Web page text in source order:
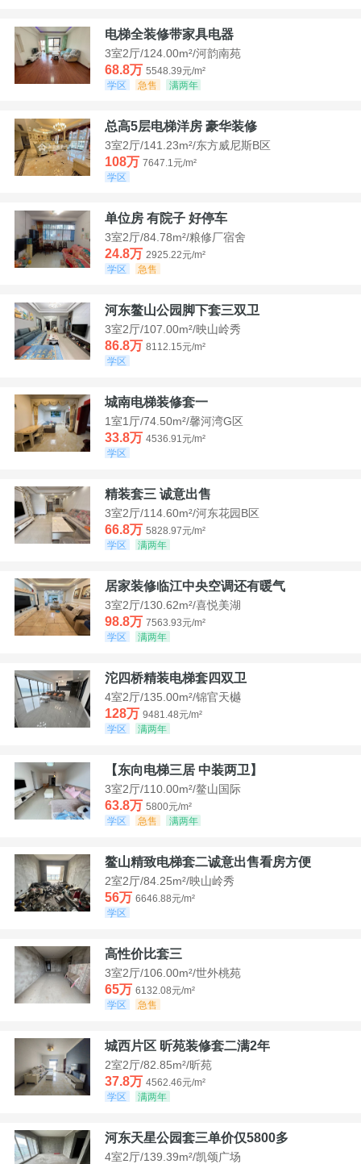
电梯全装修带家具电器
3室2厅/124.00m²/河韵南苑
68.8万 5548.39元/m²
学区
急售 满两年
总高5层电梯洋房 豪华装修
3室2厅/141.23m²/东方威尼斯B区
108万 7647.1元/m²
学区
单位房 有院子 好停车
3室2厅/84.78m²/粮修厂宿舍
24.8万 2925.22元/m²
学区
急售
河东鳌山公园脚下套三双卫
3室2厅/107.00m²/映山岭秀
86.8万 8112.15元/m²
学区
城南电梯装修套一
1室1厅/74.50m²/馨河湾G区
33.8万 4536.91元/m²
学区
精装套三 诚意出售
3室2厅/114.60m²/河东花园B区
66.8万 5828.97元/m²
学区
满两年
居家装修临江中央空调还有暖气
3室2厅/130.62m²/喜悦美湖
98.8万 7563.93元/m²
学区
满两年
沱四桥精装电梯套四双卫
4室2厅/135.00m²/锦官天樾
128万 9481.48元/m²
学区
满两年
【东向电梯三居 中装两卫】
3室2厅/110.00m²/鳌山国际
63.8万 5800元/m²
学区
急售 满两年
鳌山精致电梯套二诚意出售看房方便
2室2厅/84.25m²/映山岭秀
56万 6646.88元/m²
学区
高性价比套三
3室2厅/106.00m²/世外桃苑
65万 6132.08元/m²
学区
急售
城西片区 昕苑装修套二满2年
2室2厅/82.85m²/昕苑
37.8万 4562.46元/m²
学区
满两年
河东天星公园套三单价仅5800多
4室2厅/139.39m²/凯颂广场